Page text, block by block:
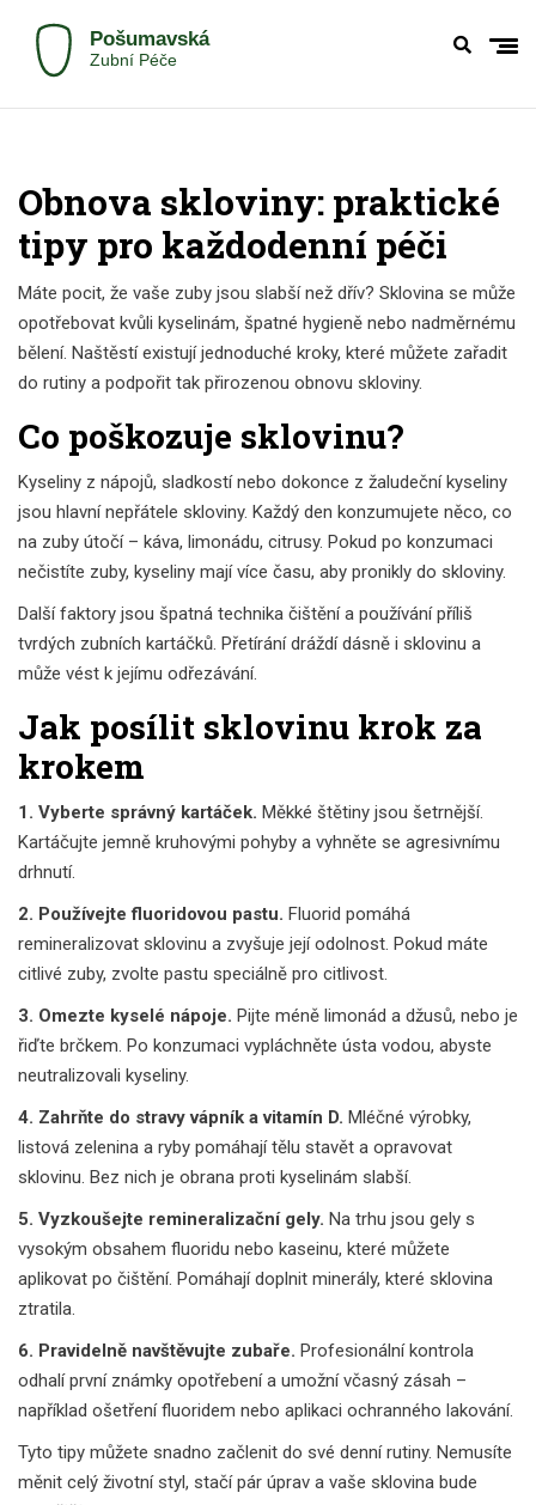
Obnova skloviny: praktické
tipy pro každodenní péči
Máte pocit, že vaše zuby jsou slabší než dřív? Sklovina se může
opotřebovat kvůli kyselinám, špatné hygieně nebo nadměrnému
bělení. Naštěstí existují jednoduché kroky, které můžete zařadit
do rutiny a podpořit tak přirozenou obnovu skloviny.
Co poškozuje sklovinu?
Kyseliny z nápojů, sladkostí nebo dokonce z žaludeční kyseliny
jsou hlavní nepřátele skloviny. Každý den konzumujete něco, co
na zuby útočí – káva, limonádu, citrusy. Pokud po konzumaci
nečistíte zuby, kyseliny mají více času, aby pronikly do skloviny.
Další faktory jsou špatná technika čištění a používání příliš
tvrdých zubních kartáčků. Přetírání dráždí dásně i sklovinu a
může vést k jejímu odřezávání.
Jak posílit sklovinu krok za
krokem
1. Vyberte správný kartáček. Měkké štětiny jsou šetrnější.
Kartáčujte jemně kruhovými pohyby a vyhněte se agresivnímu
drhnutí.
2. Používejte fluoridovou pastu. Fluorid pomáhá
remineralizovat sklovinu a zvyšuje její odolnost. Pokud máte
citlivé zuby, zvolte pastu speciálně pro citlivost.
3. Omezte kyselé nápoje. Pijte méně limonád a džusů, nebo je
řiďte brčkem. Po konzumaci vypláchněte ústa vodou, abyste
neutralizovali kyseliny.
4. Zahrňte do stravy vápník a vitamín D. Mléčné výrobky,
listová zelenina a ryby pomáhají tělu stavět a opravovat
sklovinu. Bez nich je obrana proti kyselinám slabší.
5. Vyzkoušejte remineralizační gely. Na trhu jsou gely s
vysokým obsahem fluoridu nebo kaseinu, které můžete
aplikovat po čištění. Pomáhají doplnit minerály, které sklovina
ztratila.
6. Pravidelně navštěvujte zubaře. Profesionální kontrola
odhalí první známky opotřebení a umožní včasný zásah –
například ošetření fluoridem nebo aplikaci ochranného lakování.
Tyto tipy můžete snadno začlenit do své denní rutiny. Nemusíte
měnit celý životní styl, stačí pár úprav a vaše sklovina bude